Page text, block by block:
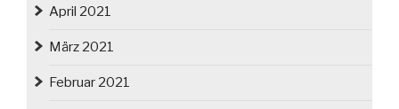
April 2021
März 2021
Februar 2021